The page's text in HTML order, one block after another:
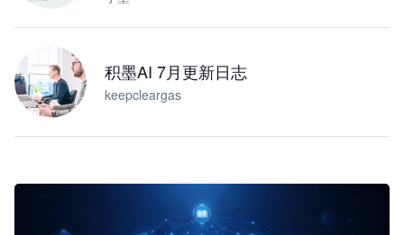
积墨AI 7月更新日志
keepcleargas